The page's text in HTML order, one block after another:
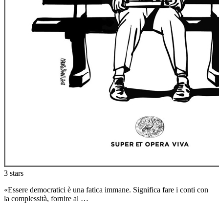
3 stars
«Essere democratici è una fatica immane. Significa fare i conti con
la complessità, fornire al …